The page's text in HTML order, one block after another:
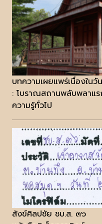
บทความเผยแพร่เนื่องใ
: โบราณสถานพลับพลาแ
ความรู้ทั่วไป
สังข์ศิลปชัย ชบ.ส. ๓๖